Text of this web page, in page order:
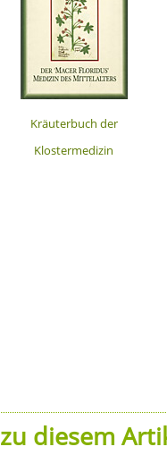
Kräuterbuch der
Klostermedizin
diesem